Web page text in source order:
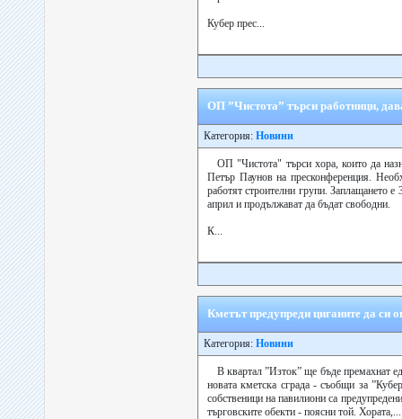
Кубер прес...
ОП ”Чистота” търси работници,
Категория: Новини
ОП "Чистота" търси хора, които да
Петър Паунов на пресконференция.
работят строителни групи. Заплащането е
април и продължават да бъдат свободни.
К...
Кметът предупреди циганите да си
Категория: Новини
В квартал ”Изток” ще бъде премахнат
новата кметска сграда - съобщи за
собственици на павилиони са
търговските обекти - поясни той. Хората,...